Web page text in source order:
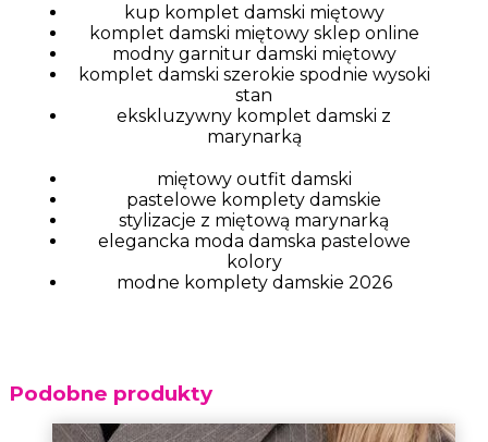
kup komplet damski miętowy
komplet damski miętowy sklep online
modny garnitur damski miętowy
komplet damski szerokie spodnie wysoki
stan
ekskluzywny komplet damski z
marynarką
miętowy outfit damski
pastelowe komplety damskie
stylizacje z miętową marynarką
elegancka moda damska pastelowe
kolory
modne komplety damskie 2026
Podobne produkty